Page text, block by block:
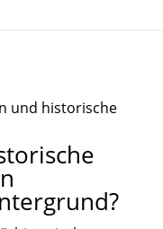
und historische